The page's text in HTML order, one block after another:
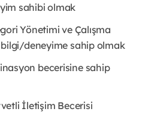
sahibi olmak
Yönetimi ve Çalışma
deneyime sahip olmak
becerisine sahip
İletişim Becerisi